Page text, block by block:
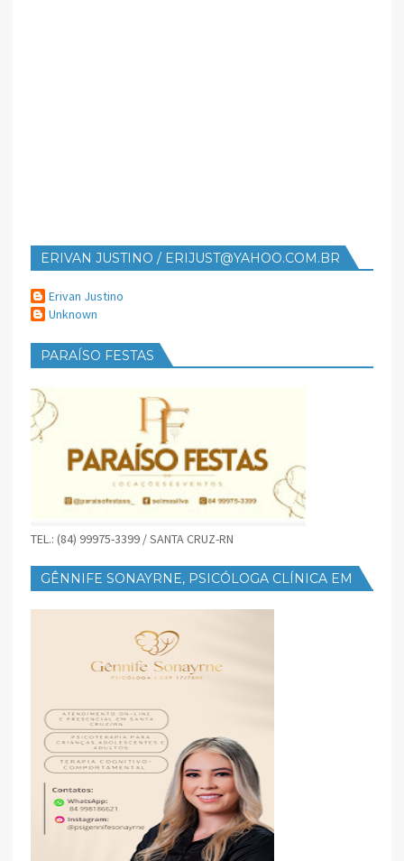
ERIVAN JUSTINO / ERIJUST@YAHOO.COM.BR
Erivan Justino
Unknown
PARAÍSO FESTAS
TEL.: (84) 99975-3399 / SANTA CRUZ-RN
GÊNNIFE SONAYRNE, PSICÓLOGA CLÍNICA EM